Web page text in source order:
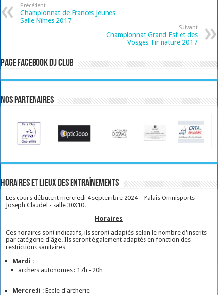
Précédent
Championnat de Frances Jeunes
Salle Nîmes 2017
Suivant
Championnat Grand Est et des
Vosges Tir nature 2017
Page Facebook du club
Nos partenaires
Horaires et lieux des entraînements
Les cours débutent mercredi 4 septembre 2024 – Palais Omnisports
Joseph Claudel - salle 30X10.
Horaires
Ces horaires sont indicatifs, ils seront adaptés selon le nombre d'inscrits
par catégorie d'âge. Ils seront également adaptés en fonction des
restrictions sanitaires
Mardi :
archers autonomes : 17h - 20h
Mercredi : Ecole d'archerie